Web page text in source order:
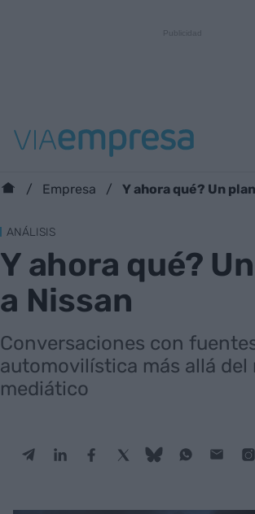
Empresa Y ahora qué? Un
ANÁLISIS
Y ahora qué?
a Nissan
Conversaciones con
automovilística más allá del
mediático